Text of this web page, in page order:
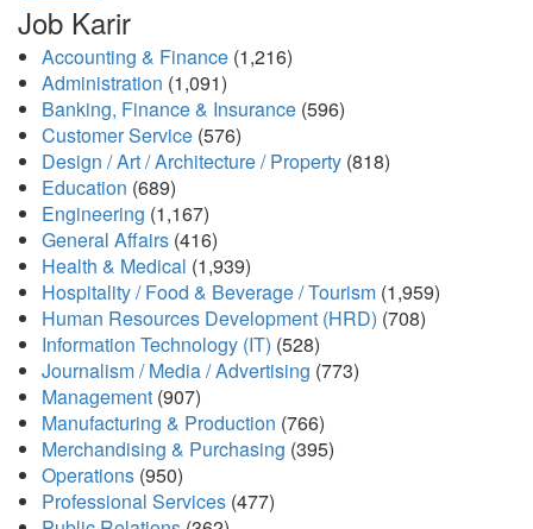
Job Karir
Accounting & Finance (1,216)
Administration (1,091)
Banking, Finance & Insurance (596)
Customer Service (576)
Design / Art / Architecture / Property (818)
Education (689)
Engineering (1,167)
General Affairs (416)
Health & Medical (1,939)
Hospitality / Food & Beverage / Tourism (1,959)
Human Resources Development (HRD) (708)
Information Technology (IT) (528)
Journalism / Media / Advertising (773)
Management (907)
Manufacturing & Production (766)
Merchandising & Purchasing (395)
Operations (950)
Professional Services (477)